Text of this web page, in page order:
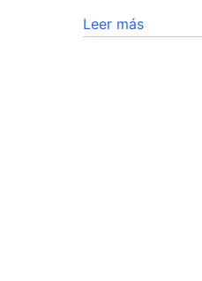
Leer más